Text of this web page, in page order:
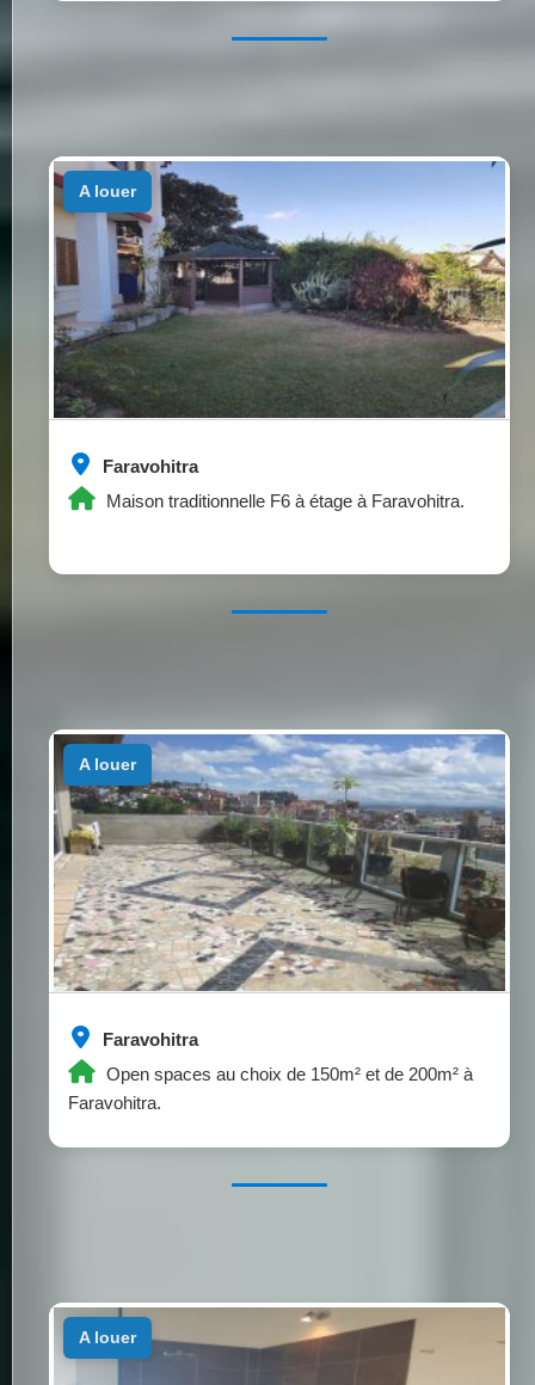
Faravohitra
Maison traditionnelle F6 à étage à Faravohitra.
a louer
Faravohitra
Open spaces au choix de 150m² et de 200m² à
Faravohitra.
a louer
a louer